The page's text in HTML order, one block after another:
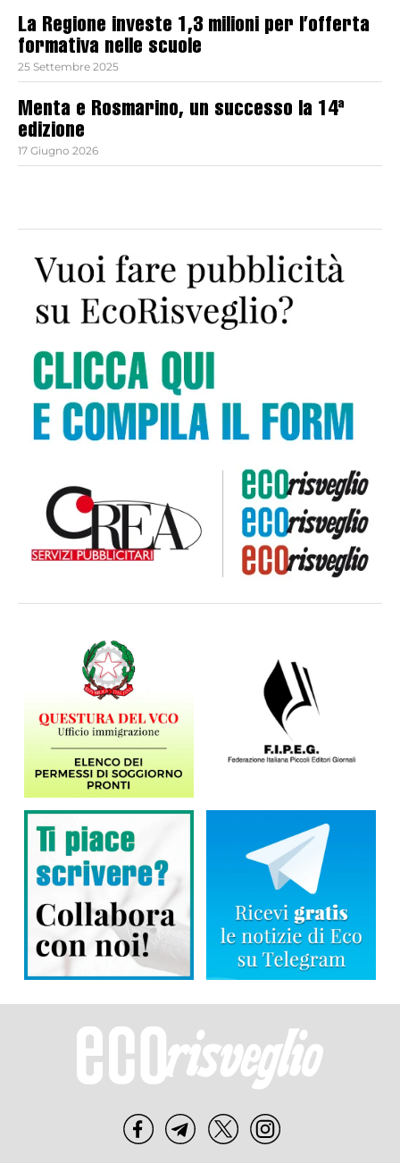
La Regione investe 1,3 milioni per l’offerta
formativa nelle scuole
25 Settembre 2025
Menta e Rosmarino, un successo la 14ª
edizione
17 Giugno 2026